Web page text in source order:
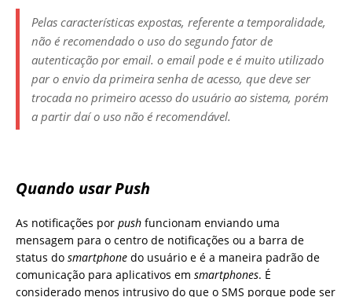
Pelas características expostas, referente a temporalidade,
não é recomendado o uso do segundo fator de
autenticação por email. o email pode e é muito utilizado
par o envio da primeira senha de acesso, que deve ser
trocada no primeiro acesso do usuário ao sistema, porém
a partir daí o uso não é recomendável.
Quando usar Push
As notificações por push funcionam enviando uma
mensagem para o centro de notificações ou a barra de
status do smartphone do usuário e é a maneira padrão de
comunicação para aplicativos em smartphones. É
considerado menos intrusivo do que o SMS porque pode ser